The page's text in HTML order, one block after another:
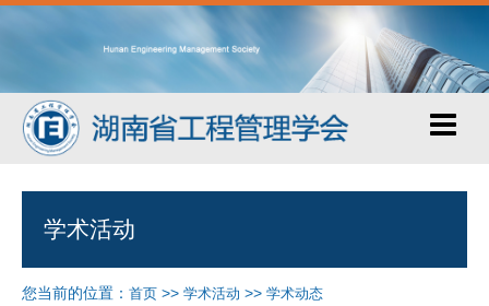
学术活动
您当前的位置： 首页 >> 学术活动 >> 学术动态